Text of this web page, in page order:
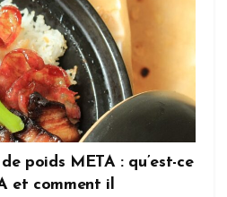
poids META : qu’est-ce
et comment il